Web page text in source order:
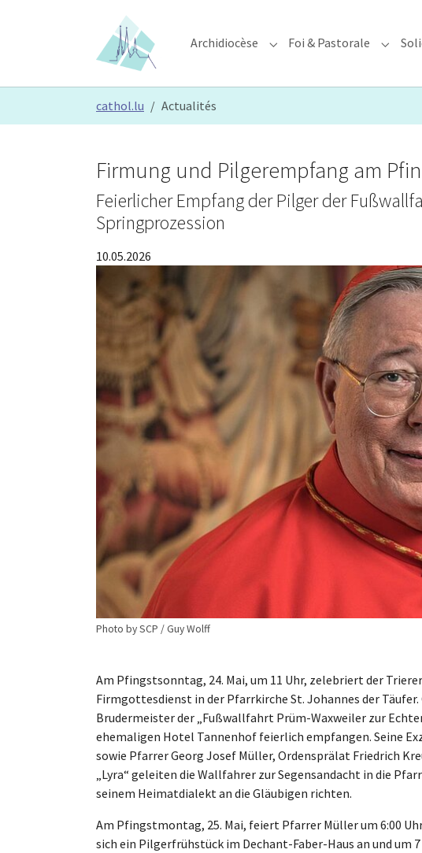
Archidiocèse Submenu for "Archidiocèse"
Foi & Pastorale
cathol.lu Actualités
Photo by SCP / Guy Wolff
Firmung und Pilgerempfang am
Feierlicher Empfang der Pilger der
Springprozession
10.05.2026
Am Pfingstsonntag, 24. Mai, um 11 Uhr, zelebriert der
Firmgottesdienst in der Pfarrkirche St. Johannes der Täufer.
Brudermeister der „Fußwallfahrt Prüm-Waxweiler zur
ehemaligen Hotel Tannenhof feierlich empfangen. Seine
sowie Pfarrer Georg Josef Müller, Ordensprälat Friedrich
„Lyra“ geleiten die Wallfahrer zur Segensandacht in die
seinem Heimatdialekt an die Gläubigen richten.
Am Pfingstmontag, 25. Mai, feiert Pfarrer Müller um 6:00
sich ein Pilgerfrühstück im Dechant-Faber-Haus an und um